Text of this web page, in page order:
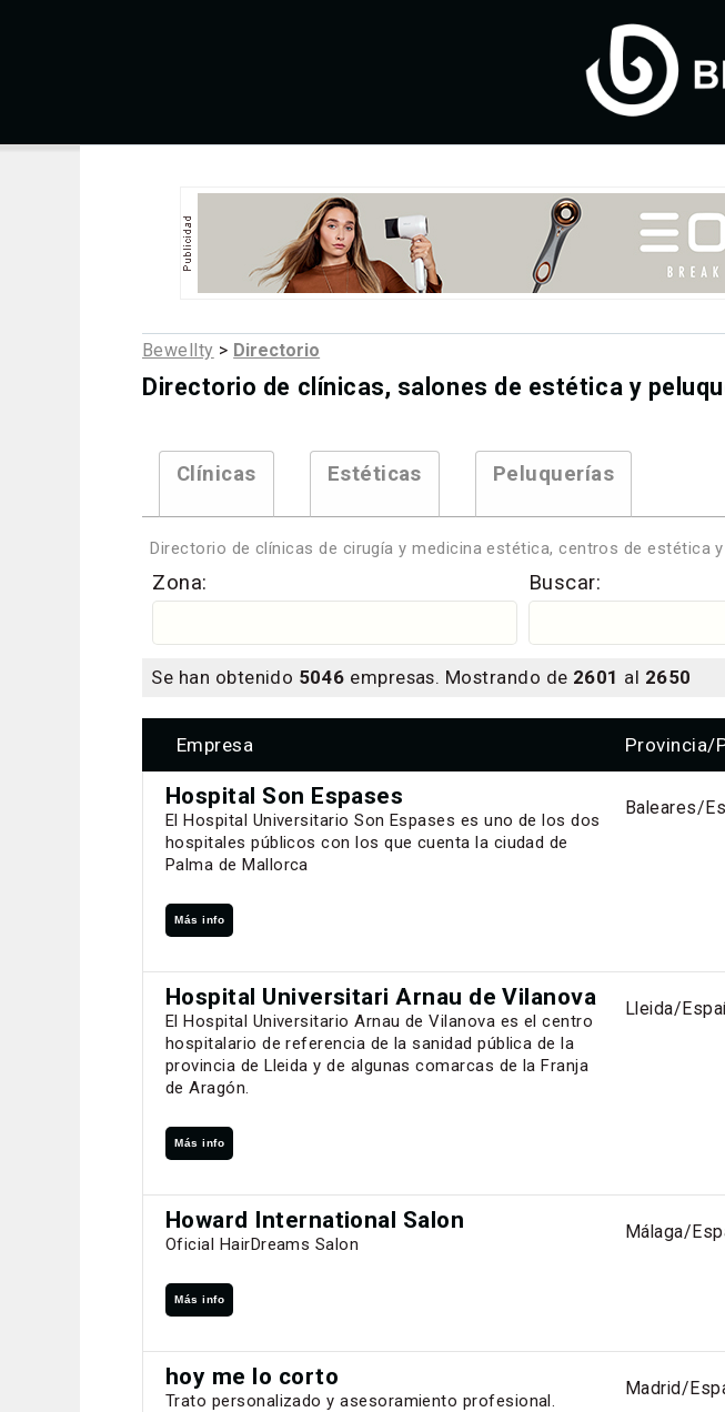
Bewellty > Directorio
Directorio de clínicas, salones de estética y
Clínicas Estéticas Peluquerías
Directorio de clínicas de cirugía y medicina estética, centros de estética
Zona: Buscar:
Se han obtenido 5046 empresas. Mostrando de 2601 al 2650
Empresa Provincia/
Hospital Son Espases
El Hospital Universitario Son Espases es uno de los dos
hospitales públicos con los que cuenta la ciudad de
Palma de Mallorca
Más info
Baleares/
Hospital Universitari Arnau de Vilanova
El Hospital Universitario Arnau de Vilanova es el centro
hospitalario de referencia de la sanidad pública de la
provincia de Lleida y de algunas comarcas de la Franja
de Aragón.
Más info
Lleida/
Howard International Salon
Oficial HairDreams Salon
Más info
Málaga/
hoy me lo corto
Trato personalizado y asesoramiento profesional.
Madrid/